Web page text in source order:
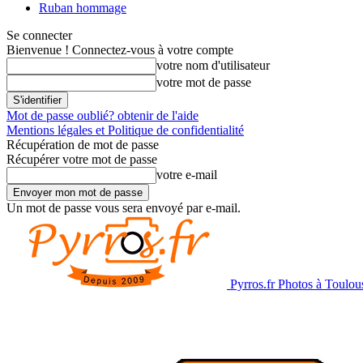
Ruban hommage
Se connecter
Bienvenue ! Connectez-vous à votre compte
votre nom d'utilisateur
votre mot de passe
Mot de passe oublié? obtenir de l'aide
Mentions légales et Politique de confidentialité
Récupération de mot de passe
Récupérer votre mot de passe
votre e-mail
Un mot de passe vous sera envoyé par e-mail.
Pyrros.fr Photos à